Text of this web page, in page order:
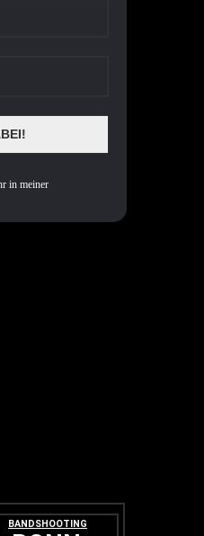
in meiner
BANDSHOOTING